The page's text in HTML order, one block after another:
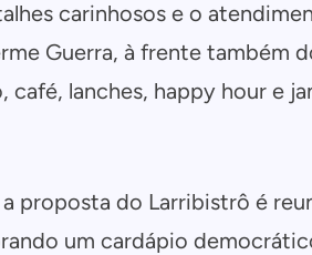
carinhosos e o
Guerra, à frente também
lanches, happy hour e
proposta do Larribistrô é
um cardápio